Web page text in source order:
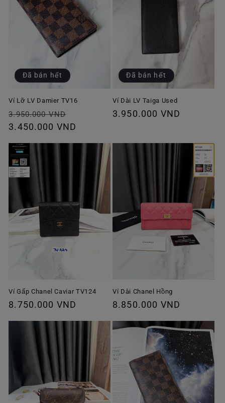
Đã bán hết
Ví Lỡ LV Damier TV16
Giá
thông
3.950.000 VND
ưu
3.450.000 VND
Đã bán hết
Ví Dài LV Taiga Used
Giá
3.950.000 VND
Ví Gấp Chanel Caviar TV124
Giá
8.750.000 VND
Ví Dài Chanel Hồng
Giá
thường
8.850.000 VND